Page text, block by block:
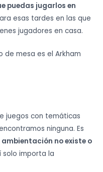
puedas jugarlos en
esas tardes en las que
jugadores en casa.
de mesa es el Arkham
juegos con temáticas
ninguna. Es
no existe o
solo importa la